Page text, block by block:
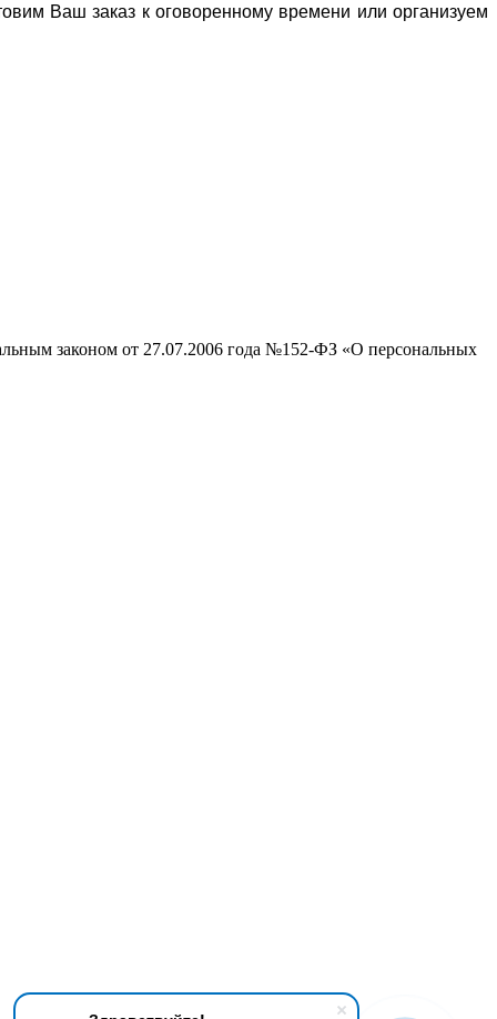
Ваш заказ к оговоренному времени или организуем
законом от 27.07.2006 года №152-ФЗ «О персональных